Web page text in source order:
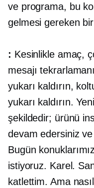
ve programa, bu
gelmesi gereken
: Kesinlikle amaç,
mesajı
yukarı kaldırın,
yukarı kaldırın.
şekildedir; ürünü
devam edersiniz ve
Bugün
istiyoruz. Karel.
katlettim. Ama